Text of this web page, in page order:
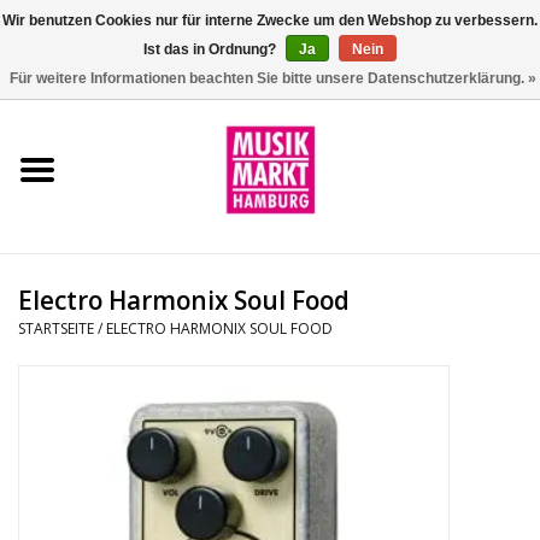
Aktion
Drums
Tasteninstrumente
Electro Harmonix Soul Food
STARTSEITE/ ELECTRO HARMONIX SOUL FOOD
Wir benutzen Cookies nur für interne Zwecke um den Webshop zu verbessern.
Ist das in Ordnung?
Ja
Nein
Für weitere Informationen beachten Sie bitte unsere Datenschutzerklärung. »